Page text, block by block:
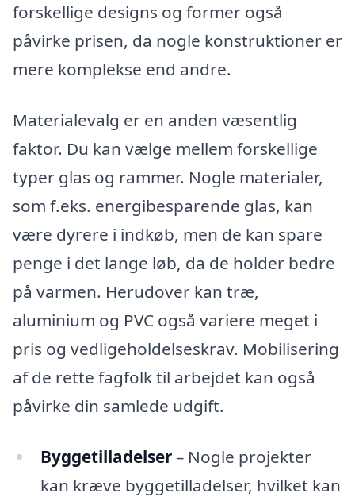
forskellige designs og former også
påvirke prisen, da nogle konstruktioner er
mere komplekse end andre.
Materialevalg er en anden væsentlig
faktor. Du kan vælge mellem forskellige
typer glas og rammer. Nogle materialer,
som f.eks. energibesparende glas, kan
være dyrere i indkøb, men de kan spare
penge i det lange løb, da de holder bedre
på varmen. Herudover kan træ,
aluminium og PVC også variere meget i
pris og vedligeholdelseskrav. Mobilisering
af de rette fagfolk til arbejdet kan også
påvirke din samlede udgift.
Byggetilladelser– Nogle projekter
kan kræve byggetilladelser, hvilket kan